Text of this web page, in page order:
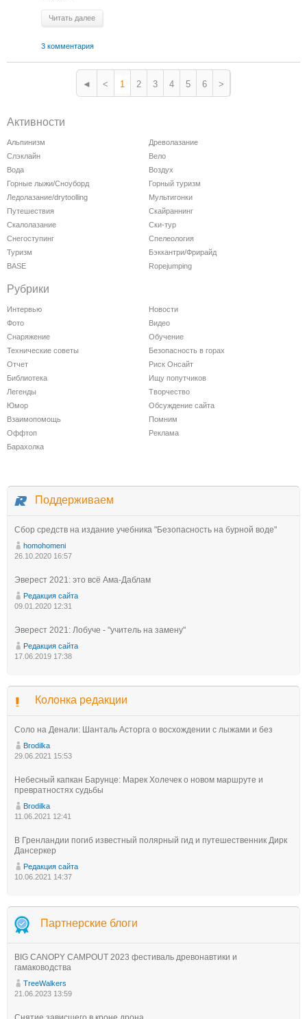
Читать далее
3 комментария
◄ < 1 2 3 4 5 6 >
Активности
Альпинизм
Древолазание
Слэклайн
Вело
Вода
Воздух
Горные лыжи/Сноуборд
Горный туризм
Ледолазание/drytoolling
Мультигонки
Путешествия
Скайраннинг
Скалолазание
Ски-тур
Снегоступинг
Спелеология
Туризм
Бэккантри/Фрирайд
BASE
Ropejumping
Рубрики
Интервью
Новости
Фото
Видео
Снаряжение
Обучение
Технические советы
Безопасность в горах
Отчет
Риск Онсайт
Библиотека
Ищу попутчиков
Легенды
Творчество
Юмор
Обсуждение сайта
Взаимопомощь
Помним
Оффтоп
Реклама
Барахолка
Поддерживаем
Сбор средств на издание учебника "Безопасность на бурной воде"
homohomeni
26.10.2020 16:57
Эверест 2021: это всё Ама-Даблам
Редакция сайта
09.01.2020 12:31
Эверест 2021: Лобуче - "учитель на замену"
Редакция сайта
17.06.2019 17:38
Колонка редакции
Соло на Денали: Шанталь Асторга о восхождении с лыжами и без
Brodilka
29.06.2021 15:53
Небесный капкан Барунце: Марек Холечек о новом маршруте и
превратностях судьбы
Brodilka
11.06.2021 12:41
В Гренландии погиб известный полярный гид и путешественник Дирк
Дансеркер
Редакция сайта
10.06.2021 14:37
Партнерские блоги
BIG CANOPY CAMPOUT 2023 фестиваль древонавтики и
гамаководства
TreeWalkers
21.06.2023 13:59